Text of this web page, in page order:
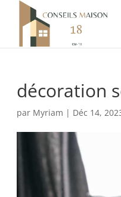
décoration
par Myriam | Déc 14,